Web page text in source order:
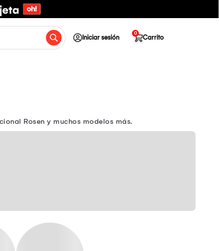
Iniciar sesión Carrito
0
Rosen y muchos modelos más.